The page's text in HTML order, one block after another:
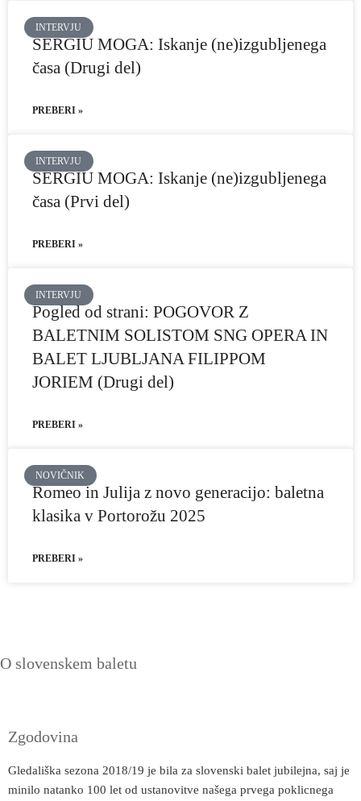
INTERVJU
SERGIU MOGA: Iskanje (ne)izgubljenega
časa (Drugi del)
PREBERI »
INTERVJU
SERGIU MOGA: Iskanje (ne)izgubljenega
časa (Prvi del)
PREBERI »
INTERVJU
Pogled od strani: POGOVOR Z
BALETNIM SOLISTOM SNG OPERA IN
BALET LJUBLJANA FILIPPOM
JORIEM (Drugi del)
PREBERI »
NOVIČNIK
Romeo in Julija z novo generacijo: baletna
klasika v Portorožu 2025
PREBERI »
O slovenskem baletu
Zgodovina
Gledališka sezona 2018/19 je bila za slovenski balet jubilejna, saj je
minilo natanko 100 let od ustanovitve našega prvega poklicnega